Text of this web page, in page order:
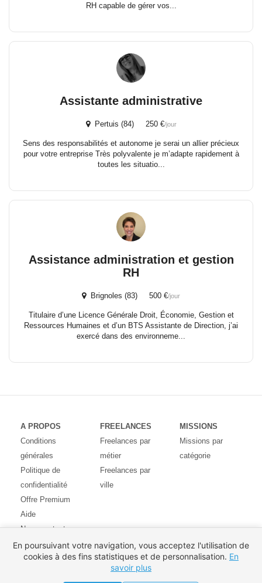
RH capable de gérer vos...
Assistante administrative
Pertuis (84) 250 €/jour
Sens des responsabilités et autonome je serai un allier précieux
pour votre entreprise Très polyvalente je m’adapte rapidement à
toutes les situatio...
Assistance administration et gestion
RH
Brignoles (83) 500 €/jour
Titulaire d’une Licence Générale Droit, Économie, Gestion et
Ressources Humaines et d’un BTS Assistante de Direction, j’ai
exercé dans des environneme...
A PROPOS
Conditions
générales
Politique de
confidentialité
Offre Premium
Aide
Nous contacter
Avis des
utilisateurs
FREELANCES
Freelances par
métier
Freelances par
ville
MISSIONS
Missions par
catégorie
En poursuivant votre navigation, vous acceptez l'utilisation de
cookies à des fins statistiques et de personnalisation. En
savoir plus